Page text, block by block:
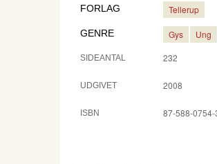
FORLAG Tellerup
GENRE Gys Ung
SIDEANTAL 232
UDGIVET 2008
ISBN 87-588-0754-